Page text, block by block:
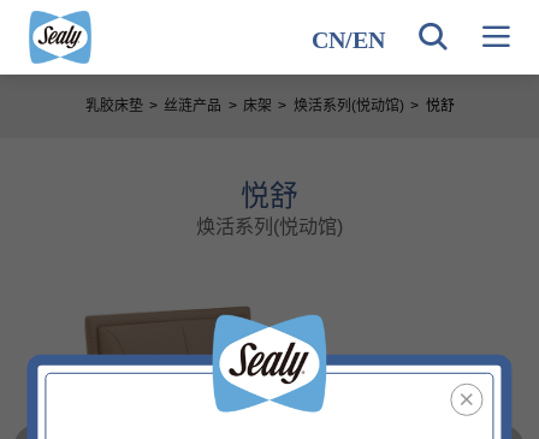
CN/EN
乳胶床垫 > 丝涟产品 > 床架 > 焕活系列(悦动馆) > 悦舒
悦舒
焕活系列(悦动馆)